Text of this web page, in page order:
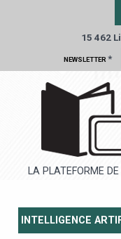
15 462
NEWSLETTER *
LA PLATEFORME DE
INTELLIGENCE